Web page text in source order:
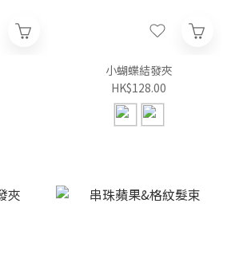
小蝴蝶結發夾
HK$128.00